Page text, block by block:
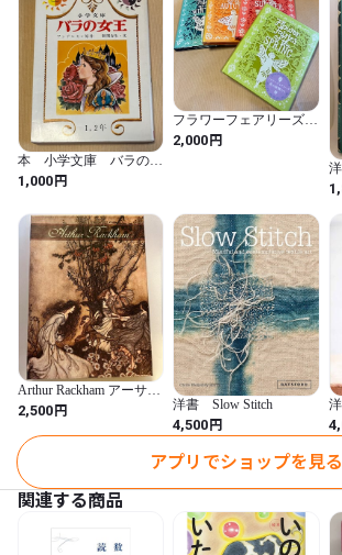
本 小学文庫 バラの女
王1,000円
フラワーフェアリーズ
花の妖精たち 春夏秋
冬 文庫版
2,000円
Arthur Rackham アーサ
ー・ラッカム メッセー
ジ函入カードセット
2,500円 洋書 Slow Stitch
4,500円
アプリでショップを見る
関連する商品